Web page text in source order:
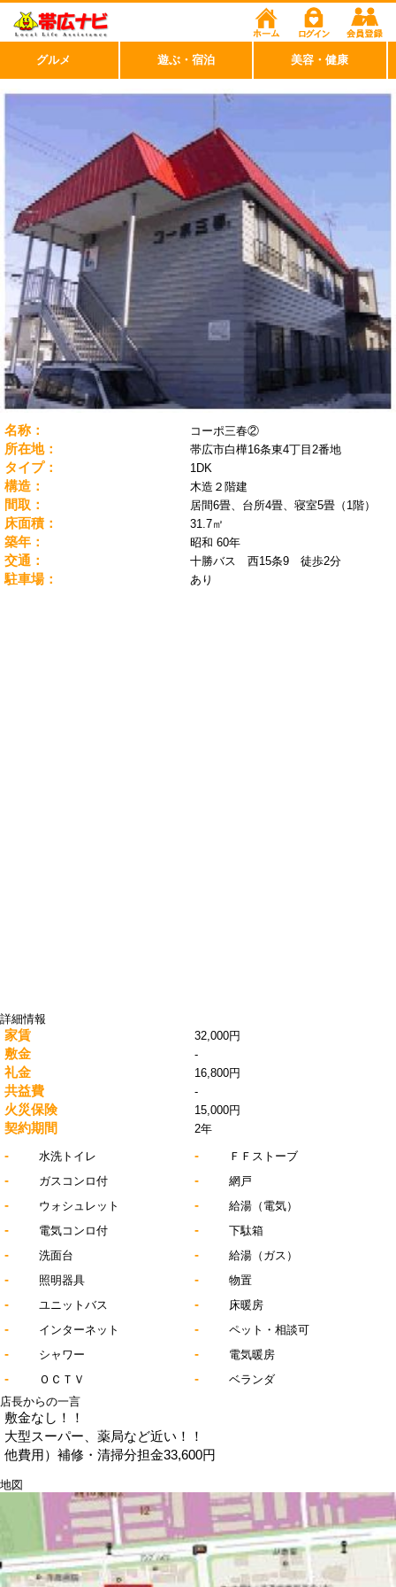
名称： コーポ三春②
所在地： 帯広市白樺16条東4丁目2番地
タイプ： 1DK
構造： 木造２階建
間取： 居間6畳、台所4畳、寝室5畳（1階）
床面積： 31.7㎡
築年： 昭和 60年
交通： 十勝バス 西15条9 徒歩2分
駐車場： あり
詳細情報
家賃 32,000円
敷金 -
礼金 16,800円
共益費 -
火災保険 15,000円
契約期間 2年
- 水洗トイレ - ＦＦストーブ
- ガスコンロ付 - 網戸
- ウォシュレット - 給湯（電気）
- 電気コンロ付 - 下駄箱
- 洗面台 - 給湯（ガス）
- 照明器具 - 物置
- ユニットバス - 床暖房
- インターネット - ペット・相談可
- シャワー - 電気暖房
- ＯＣＴＶ -
ベランダ
店長からの一言
敷金なし！！
大型スーパー、薬局など近い！！
他費用）補修・清掃分担金33,600円
地図
グルメ 遊ぶ・宿泊 美容・健康